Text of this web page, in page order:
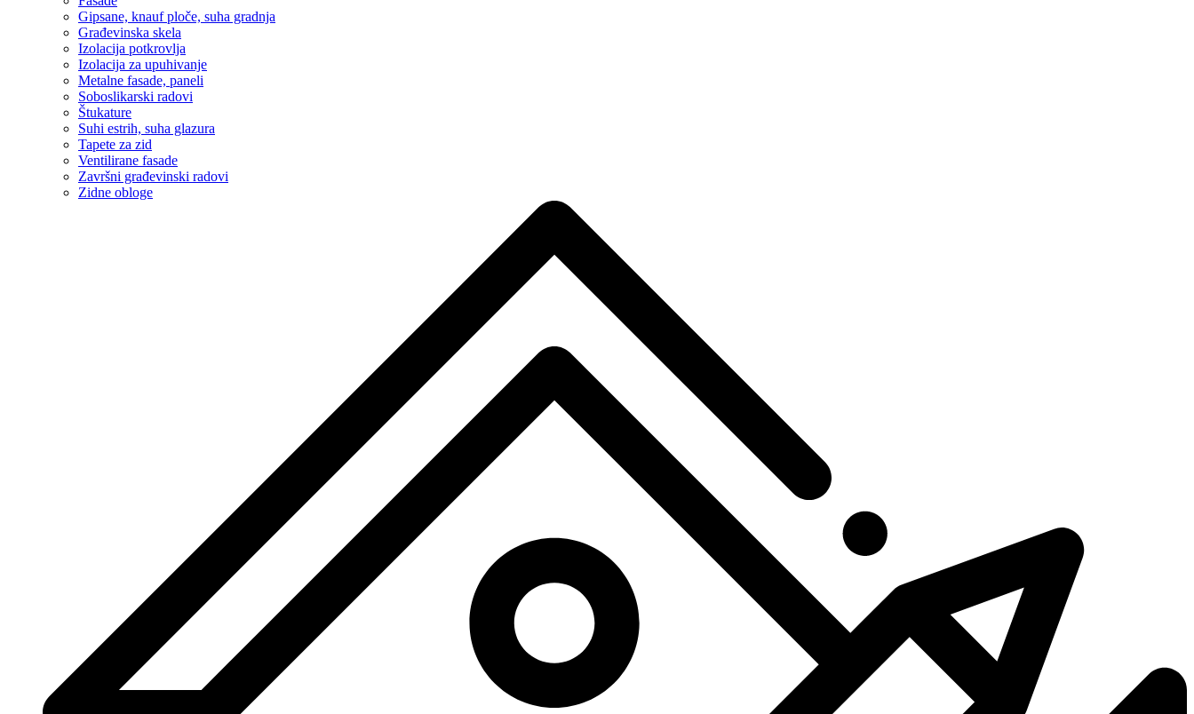
Gipsane, knauf ploče, suha gradnja
Građevinska skela
Izolacija potkrovlja
Izolacija za upuhivanje
Metalne fasade, paneli
Soboslikarski radovi
Štukature
Suhi estrih, suha glazura
Tapete za zid
Ventilirane fasade
Završni građevinski radovi
Zidne obloge